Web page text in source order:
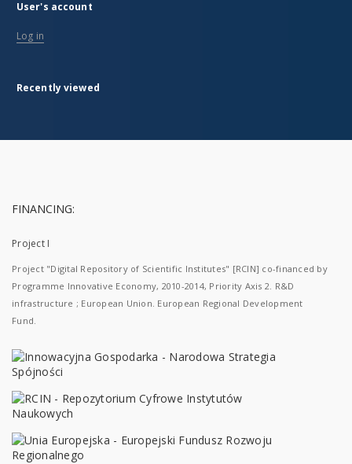
User's account
Log in
Recently viewed
FINANCING:
Project I
Project "Digital Repository of Scientific Institutes" [RCIN] co-financed by
Programme Innovative Economy, 2010-2014, Priority Axis 2. R&D
infrastructure ; European Union. European Regional Development
Fund.